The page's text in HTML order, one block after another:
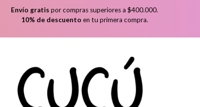
Envío gratis por compras superiores a $400.000.
10% de descuento en tu primera compra.